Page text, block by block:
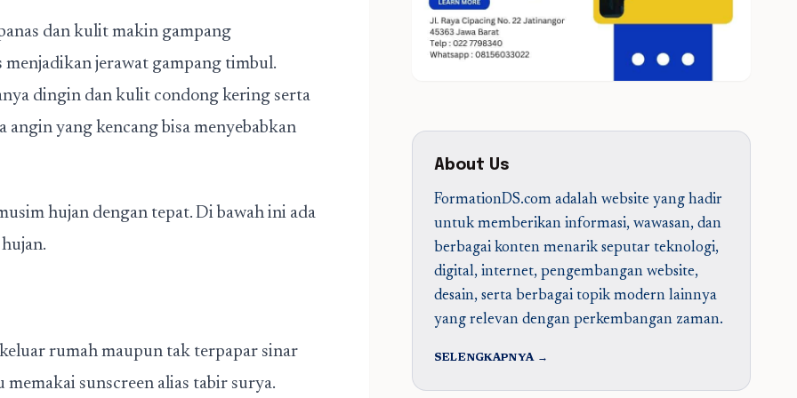
dan kulit makin gampang
jerawat gampang timbul.
dingin dan kulit condong kering serta
angin yang kencang bisa menyebabkan
hujan dengan tepat. Di bawah ini ada
rumah maupun tak terpapar sinar
sunscreen alias tabir surya.
About Us
FormationDS.com adalah website yang hadir
untuk memberikan informasi, wawasan, dan
berbagai konten menarik seputar teknologi,
digital, internet, pengembangan website,
desain, serta berbagai topik modern lainnya
yang relevan dengan perkembangan zaman.
SELENGKAPNYA →